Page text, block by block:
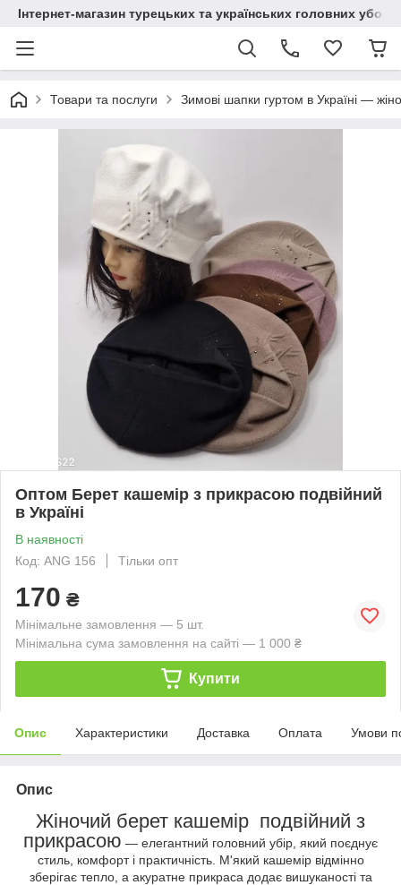
Інтернет-магазин турецьких та українських головних
Товари та послуги Зимові шапки гуртом в Україні —
Оптом Берет кашемір з прикрасою подвійний
в Україні
В наявності
Код: ANG 156
Тільки опт
170 ₴
Мінімальне замовлення — 5 шт.
Мінімальна сума замовлення на сайті — 1 000 ₴
Купити
Опис Характеристики Доставка Оплата Умови
Опис
Жіночий берет кашемір подвійний з
прикрасою — елегантний головний убір, який поєднує
стиль, комфорт і практичність. М'який кашемір відмінно
зберігає тепло, а акуратне прикраса додає вишуканості та